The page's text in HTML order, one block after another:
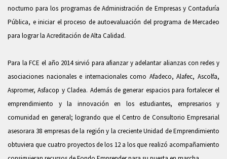
nocturno para los programas de Administración de Empresas y Contaduría
Pública, e iniciar el proceso de autoevaluación del programa de Mercadeo
para lograr la Acreditación de Alta Calidad.
Para la FCE el año 2014 sirvió para afianzar y adelantar alianzas con redes y
asociaciones nacionales e internacionales como Afadeco, Alafec, Ascolfa,
Aspromer, Asfacop y Cladea. Además de generar espacios para fortalecer el
emprendimiento y la innovación en los estudiantes, empresarios y
comunidad en general; logrando que el Centro de Consultorio Empresarial
asesorara 38 empresas de la región y la creciente Unidad de Emprendimiento
obtuviera que cuatro proyectos de los 12 a los que realizó acompañamiento